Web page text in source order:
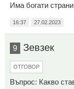
Има богати
16:37 27.02.2023
9 Зевзек
ОТГОВОР
Въпрос: Какво